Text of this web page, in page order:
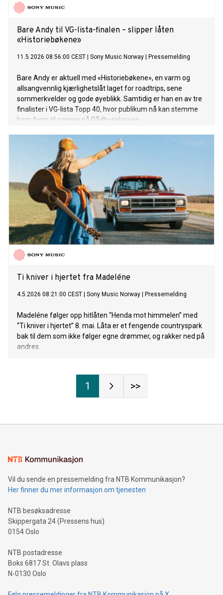
Bare Andy til VG-lista-finalen – slipper låten
«Historiebøkene»
11.5.2026 08:56:00 CEST Sony Music Norway Pressemelding
Bare Andy er aktuell med «Historiebøkene», en varm og
allsangvennlig kjærlighetslåt laget for roadtrips, sene
sommerkvelder og gode øyeblikk. Samtidig er han en av tre
finalister i VG-lista Topp 40, hvor publikum nå kan stemme
ham frem til scenen på Rådhusplassen.
Ti kniver i hjertet fra Madeléne
4.5.2026 08:21:00 CEST Sony Music Norway Pressemelding
Madeléne følger opp hitlåten “Henda mot himmelen” med
“Ti kniver i hjertet” 8. mai. Låta er et fengende countryspark
bak til dem som ikke følger egne drømmer, og rakker ned på
andres.
1 >>
Vil du sende en pressemelding fra NTB Kommunikasjon?
Her finner du mer informasjon om tjenesten
NTB besøksadresse
Skippergata 24 (Pressens hus)
0154 Oslo
NTB postadresse
Boks 6817 St. Olavs plass
N-0130 Oslo